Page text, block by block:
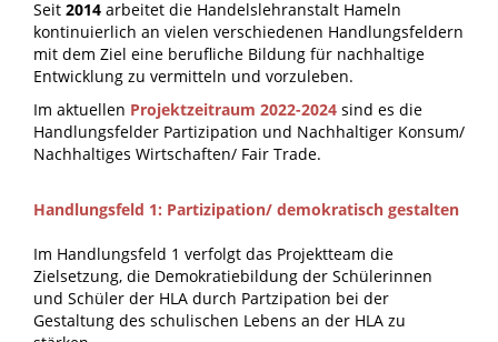
Seit 2014 arbeitet die Handelslehranstalt Hameln
kontinuierlich an vielen verschiedenen Handlungsfeldern
mit dem Ziel eine berufliche Bildung für nachhaltige
Entwicklung zu vermitteln und vorzuleben.
Im aktuellen Projektzeitraum 2022-2024 sind es die
Handlungsfelder Partizipation und Nachhaltiger Konsum/
Nachhaltiges Wirtschaften/ Fair Trade.
Handlungsfeld 1: Partizipation/ demokratisch gestalten
Im Handlungsfeld 1 verfolgt das Projektteam die
Zielsetzung, die Demokratiebildung der Schülerinnen
und Schüler der HLA durch Partzipation bei der
Gestaltung des schulischen Lebens an der HLA zu